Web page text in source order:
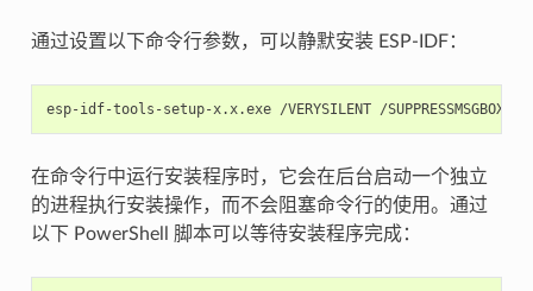
通过设置以下命令行参数，可以静默安装 ESP-IDF：
在命令行中运行安装程序时，它会在后台启动一个独立
的进程执行安装操作，而不会阻塞命令行的使用。通过
以下 PowerShell 脚本可以等待安装程序完成：